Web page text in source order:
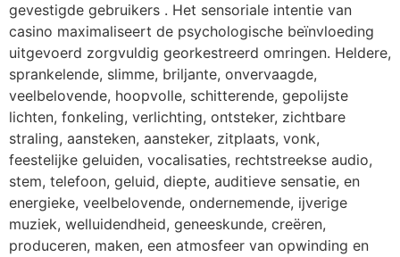
gevestigde gebruikers . Het sensoriale intentie van
casino maximaliseert de psychologische beïnvloeding
uitgevoerd zorgvuldig georkestreerd omringen. Heldere,
sprankelende, slimme, briljante, onvervaagde,
veelbelovende, hoopvolle, schitterende, gepolijste
lichten, fonkeling, verlichting, ontsteker, zichtbare
straling, aansteken, aansteker, zitplaats, vonk,
feestelijke geluiden, vocalisaties, rechtstreekse audio,
stem, telefoon, geluid, diepte, auditieve sensatie, en
energieke, veelbelovende, ondernemende, ijverige
muziek, welluidendheid, geneeskunde, creëren,
produceren, maken, een atmosfeer van opwinding en